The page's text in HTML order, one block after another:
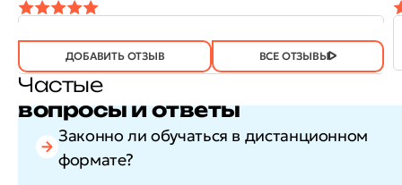
ПОЛЕЗЕН?
ДА(745) НЕТ(20)
ДОБАВИТЬ ОТЗЫВ ВСЕ ОТЗЫВЫ
Частые
вопросы и ответы
Законно ли обучаться в дистанционном
формате?